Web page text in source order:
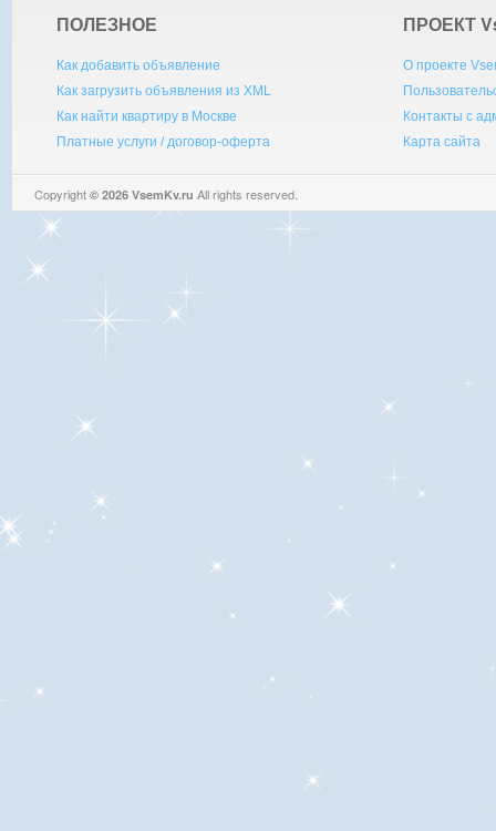
ПОЛЕЗНОЕ
Как добавить объявление
Как загрузить объявления из XML
Как найти квартиру в Москве
Платные услуги / договор-оферта
ПРОЕКТ V
О проекте
Контакты с
Карта сайта
Copyright © 2026 VsemKv.ru All rights reserved.